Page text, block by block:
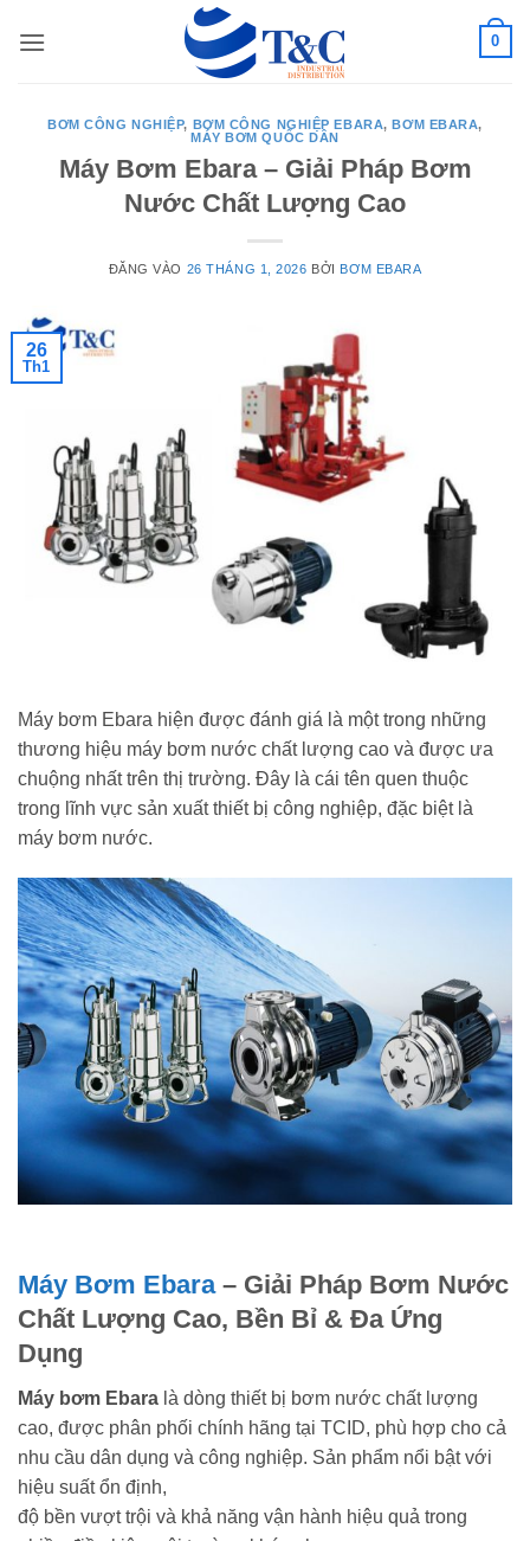
qua
0
BƠM CÔNG NGHIỆP, BƠM CÔNG NGHIỆP EBARA,BƠM EBARA,
MÁY BƠM QUỐC DÂN
Máy Bơm Ebara – Giải Pháp Bơm
Nước Chất Lượng Cao
ĐĂNG VÀO 26 THÁNG 1, 2026 BỞI BƠM EBARA
26
Th1
Máy bơm Ebara hiện được đánh giá là một trong những
thương hiệu máy bơm nước chất lượng cao và được ưa
chuộng nhất trên thị trường. Đây là cái tên quen thuộc
trong lĩnh vực sản xuất thiết bị công nghiệp, đặc biệt là
máy bơm nước.
Máy Bơm Ebara– Giải Pháp Bơm Nước
Chất Lượng Cao, Bền Bỉ & Đa Ứng
Dụng
Máy bơm Ebara là dòng thiết bị bơm nước chất lượng
cao, được phân phối chính hãng tại TCID, phù hợp cho cả
nhu cầu dân dụng và công nghiệp. Sản phẩm nổi bật với
hiệu suất ổn định,
độ bền vượt trội và khả năng vận hành hiệu quả trong